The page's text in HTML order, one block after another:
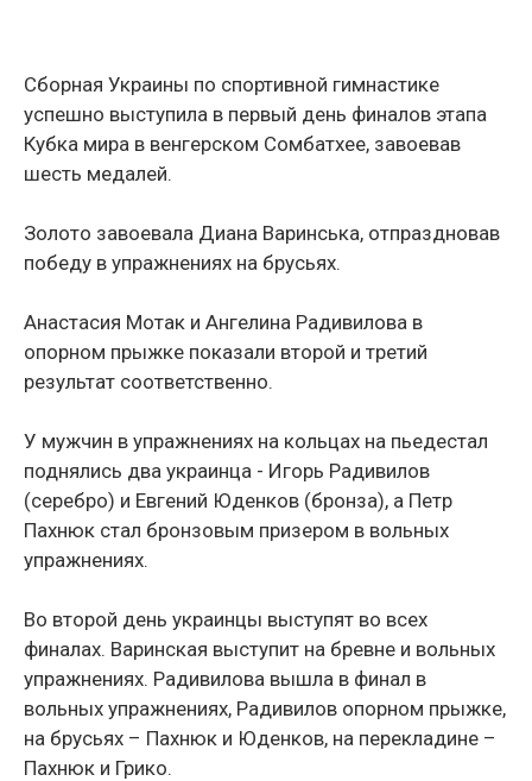
Сборная Украины по спортивной гимнастике
успешно выступила в первый день финалов этапа
Кубка мира в венгерском Сомбатхее, завоевав
шесть медалей.
Золото завоевала Диана Варинська, отпраздновав
победу в упражнениях на брусьях.
Анастасия Мотак и Ангелина Радивилова в
опорном прыжке показали второй и третий
результат соответственно.
У мужчин в упражнениях на кольцах на пьедестал
поднялись два украинца - Игорь Радивилов
(серебро) и Евгений Юденков (бронза), а Петр
Пахнюк стал бронзовым призером в вольных
упражнениях.
Во второй день украинцы выступят во всех
финалах. Варинская выступит на бревне и вольных
упражнениях. Радивилова вышла в финал в
вольных упражнениях, Радивилов опорном прыжке,
на брусьях – Пахнюк и Юденков, на перекладине –
Пахнюк и Грико.